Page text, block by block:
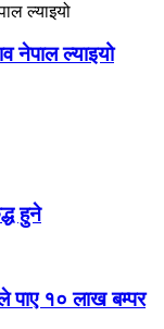
नेपाल ल्याइयो
हुने
पाए १० लाख बम्पर